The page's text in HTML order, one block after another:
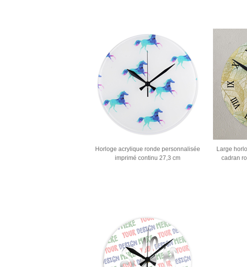
Horloge acrylique ronde personnalisée
imprimé continu 27,3 cm
Large
cadran